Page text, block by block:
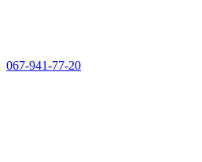
067-941-77-20